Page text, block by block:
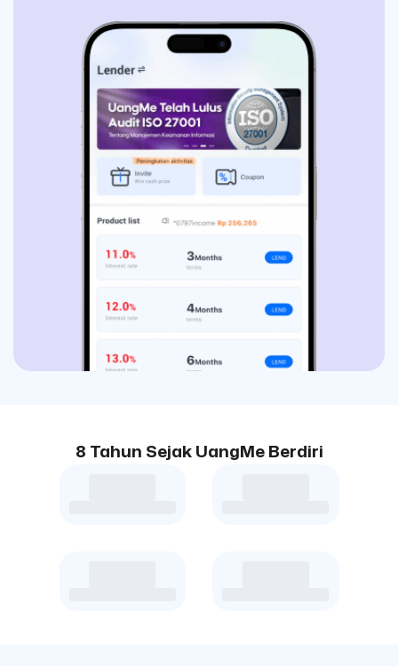
8 Tahun Sejak UangMe Berdiri